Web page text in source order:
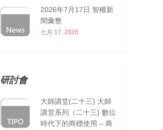
2026年7月17日 智權新
聞彙整
七月 17, 2026
研討會
大師講堂(二十三) 大師
講堂系列（二十三) 數位
時代下的商標使用 – 商